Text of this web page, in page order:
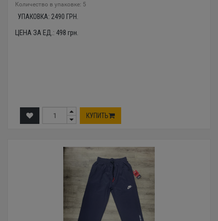
Количество в упаковке: 5
УПАКОВКА: 2490 ГРН.
ЦЕНА ЗА ЕД.: 498 грн.
КУПИТЬ